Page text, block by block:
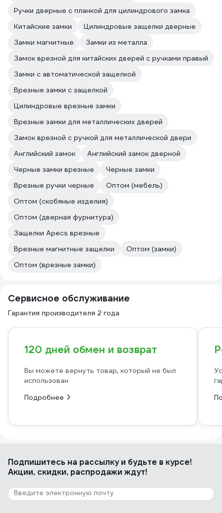
Ручки дверные с планкой для цилиндрового замка
Китайские замки
Цилиндровые защелки дверные
Замки магнитные
Замки из металла
Замок врезной для китайских дверей с ручками правый
Замки с автоматической защелкой
Врезные замки с защелкой
Цилиндровые врезные замки
Врезные замки для металлических дверей
Замок врезной с ручкой для металлической двери
Английский замок
Английский замок дверной
Черные замки врезные
Черные замки
Врезные ручки черные
Оптом (мебель)
Оптом (скобяные изделия)
Оптом (дверная фурнитура)
Защелки Apecs врезные
Врезные магнитные защелки
Оптом (замки)
Оптом (врезные замки)
Сервисное обслуживание
Гарантия производителя 2 года
120 дней обмен и возврат
Вы можете вернуть товар, который не был
использован
Подробнее
Подпишитесь на рассылкуи будьте в курсе!
Акции, скидки, распродажи ждут!